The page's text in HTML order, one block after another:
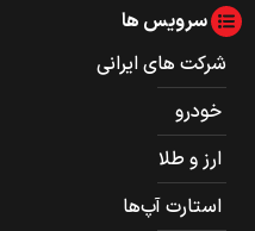
سرویس ها
شرکت های ایرانی
خودرو
ارز و طلا
استارت آپ‌ها